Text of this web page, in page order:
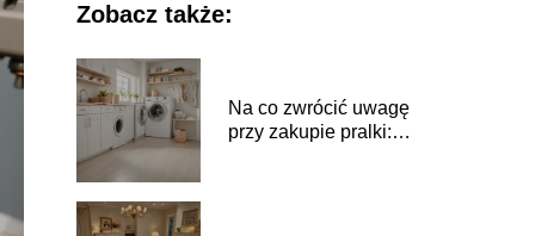
Zobacz także:
Na co zwrócić uwagę
przy zakupie pralki: